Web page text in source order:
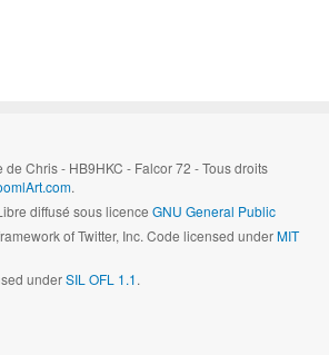
Chris - HB9HKC - Falcor 72 - Tous droits
.
diffusé sous licence GNU General Public
of Twitter, Inc. Code licensed underMIT
underSIL OFL 1.1.